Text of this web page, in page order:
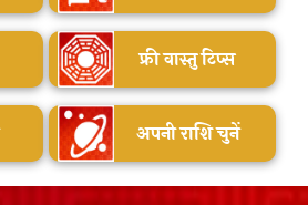
फ्री वास्तु टिप्स
अपनी राशि चुनें